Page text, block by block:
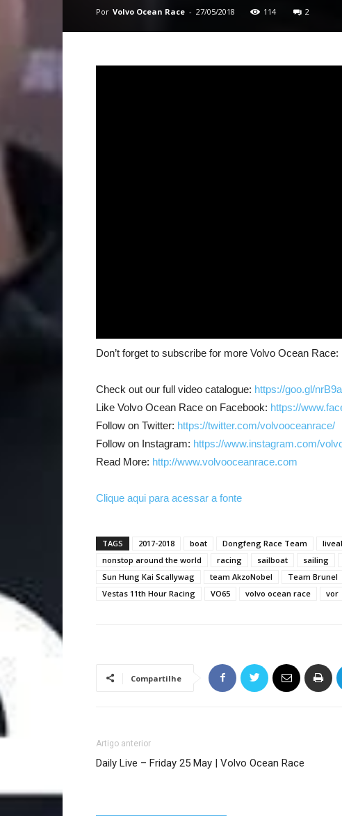
Por Volvo Ocean Race - 27/05/2018 114 2
Don’t forget to subscribe for more Volvo Ocean Race:
Check out our full video catalogue: https://goo.gl/
Like Volvo Ocean Race on Facebook: https://
Follow on Twitter: https://twitter.com/volvooceanrace/
Follow on Instagram: https://www.instagram.com/
Read More: http://www.volvooceanrace.com
Clique aqui para acessar a fonte
TAGS 2017-2018 boat Dongfeng Race Team
nonstop around the world
racing sailboat sailing
Sun Hung Kai Scallywag
team AkzoNobel Team Brunel
Vestas 11th Hour Racing
VO65 volvo ocean race vor
Compartilhe
Artigo anterior
Daily Live – Friday 25 May | Volvo Ocean Race